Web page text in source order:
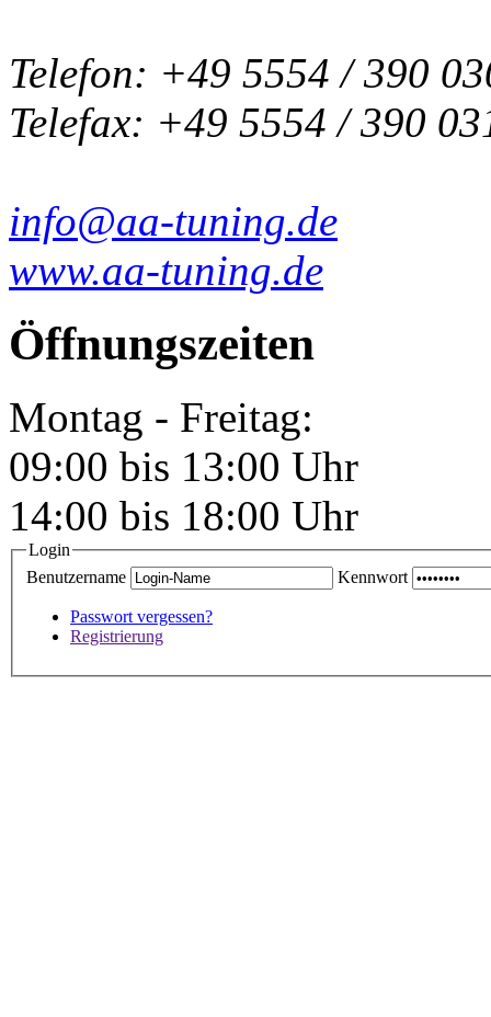
Telefon: +49 5554 / 390
Telefax: +49 5554 / 390
info@aa-tuning.de
www.aa-tuning.de
Öffnungszeiten
Montag - Freitag:
09:00 bis 13:00 Uhr
14:00 bis 18:00 Uhr
Login
Benutzername
Kennwort
Passwort vergessen?
Registrierung